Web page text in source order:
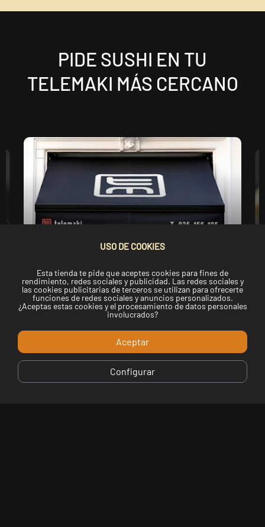
PIDE SUSHI EN TU
TELEMAKI MÁS CERCANO
Telemaki Sabadell
Via de Massagué, 27, 08201 Sabadell, Barcelona,
Spain
935156135
USO DE COOKIES
Esta tienda te pide que aceptes cookies para fines de
rendimiento, redes sociales y publicidad. Las redes sociales y
las cookies publicitarias de terceros se utilizan para ofrecerte
funciones de redes sociales y anuncios personalizados.
¿Aceptas estas cookies y el procesamiento de datos personales
involucrados?
Aceptar
Configurar